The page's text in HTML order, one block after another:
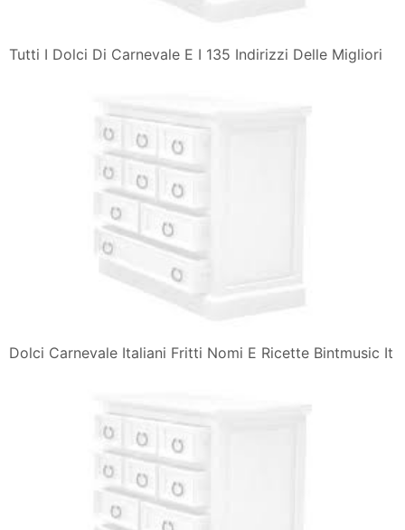
Tutti I Dolci Di Carnevale E I 135 Indirizzi Delle Migliori
Dolci Carnevale Italiani Fritti Nomi E Ricette Bintmusic It